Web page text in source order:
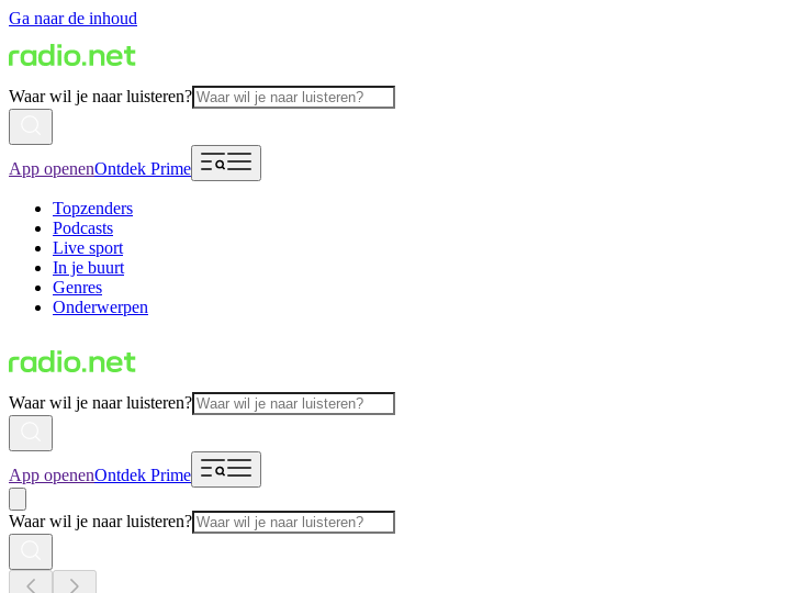
Ga naar de inhoud
Waar wil je naar luisteren?
App openenOntdek Prime
Topzenders
Podcasts
Live sport
In je buurt
Genres
Onderwerpen
Waar wil je naar luisteren?
App openenOntdek Prime
Waar wil je naar luisteren?